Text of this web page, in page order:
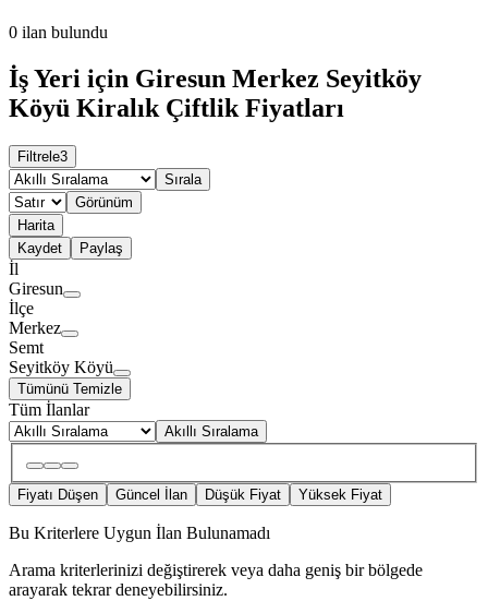
0 ilan bulundu
İş Yeri için Giresun Merkez Seyitköy
Köyü Kiralık Çiftlik Fiyatları
Filtrele3
Sırala
Görünüm
Harita
Kaydet
Paylaş
İl
Giresun
İlçe
Merkez
Semt
Seyitköy Köyü
Tümünü Temizle
Tüm İlanlar
Akıllı Sıralama
Fiyatı Düşen Güncel İlan Düşük Fiyat Yüksek Fiyat
Bu Kriterlere Uygun İlan Bulunamadı
Arama kriterlerinizi değiştirerek veya daha geniş bir bölgede
arayarak tekrar deneyebilirsiniz.